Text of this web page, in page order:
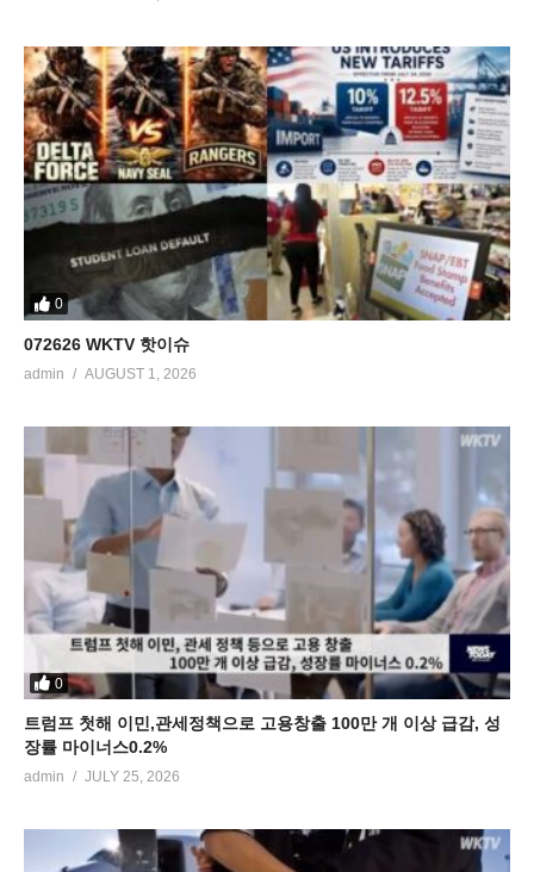
0
072626 WKTV 핫이슈
admin AUGUST 1, 2026
0
트럼프 첫해 이민,관세정책으로 고용창출 100만 개 이상 급감, 성
장률 마이너스0.2%
admin JULY 25, 2026